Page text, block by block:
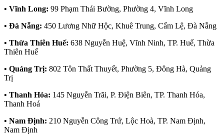
• Vĩnh Long: 99 Phạm Thái Bường, Phường 4, Vĩnh Long
• Đà Nẵng: 450 Lương Nhữ Hộc, Khuê Trung, Cẩm Lệ, Đà Nẵng
• Thừa Thiên Huế: 638 Nguyễn Huệ, Vĩnh Ninh, TP. Huế, Thừa
Thiên Huế
• Quảng Trị: 802 Tôn Thất Thuyết, Phường 5, Đông Hà, Quảng
Trị
• Thanh Hóa: 145 Nguyễn Trãi, P. Điện Biên, TP. Thanh Hóa,
Thanh Hoá
• Nam Định: 210 Nguyễn Công Trứ, Lộc Hoà, TP. Nam Định,
Nam Định